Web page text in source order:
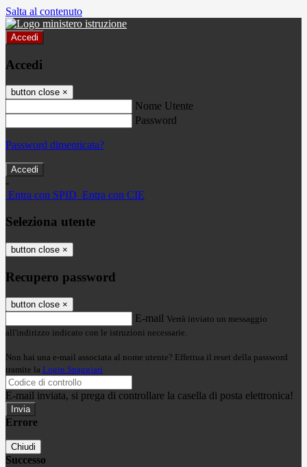
Salta al contenuto
Accedi
Accedi
button close ×
Nome Utente
Password
Password dimenticata?
-
Entra con SPID Entra con CIE
Seleziona utente
button close ×
Recupero password
button close ×
E-mail Verrà inviato un messaggio
all'indirizzo indicato con le istruzioni necessarie.
Non hai una e-mail associata al nome utente? Effettua il reset della password
tramite la Login Spaggiari
E-mail inviata, si prega di controllare la casella di posta elettronica!
Errore
Chiudi
Successo